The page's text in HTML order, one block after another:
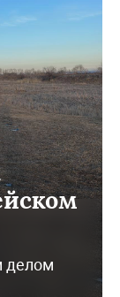
делом